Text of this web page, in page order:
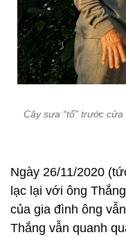
Cây sưa “tổ” trước
Ngày 26/11/2020
lạc lại với ông
của gia đình ông
Thắng vẫn quanh